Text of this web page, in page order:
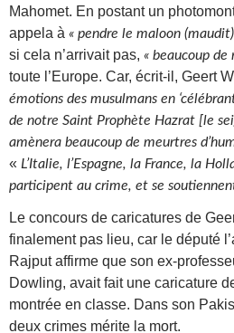
Mahomet. En postant un
appela à « pendre le maloon
si cela n’arrivait pas, « beaucoup de
toute l’Europe. Car, écrit-il, Geert
émotions des musulmans en
de notre Saint Prophète Hazrat [le
amènera beaucoup de meurtres
« L’Italie, l’Espagne, la France, la
participent au crime, et se
Le concours de caricatures de
finalement pas lieu, car le député
Rajput affirme que son ex-
Dowling, avait fait une caricature
montrée en classe. Dans son
deux crimes mérite la mort.